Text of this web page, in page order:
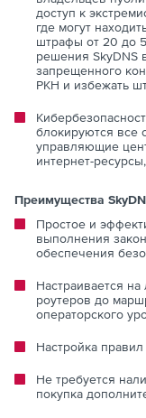
доступ к
где могут
штрафы от 20 до
решения SkyDNS
запрещенного
РКН и избежать
блокируются все
управляющие
интернет-
Преимущества
Простое и
выполнения
обеспечения
Настраивается
роутеров до
операторского
Настройка
Не требуется
покупка